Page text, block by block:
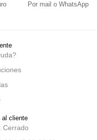
Por mail o WhatsApp
al cliente
Cerrado